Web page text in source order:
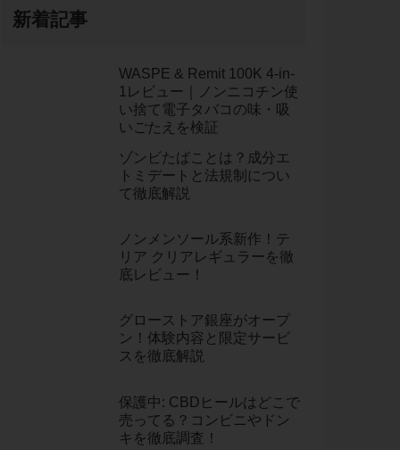
新着記事
WASPE & Remit 100K 4-in-
1レビュー｜ノンニコチン使
い捨て電子タバコの味・吸
いごたえを検証
ゾンビたばことは？成分エ
トミデートと法規制につい
て徹底解説
ノンメンソール系新作！テ
リア クリアレギュラーを徹
底レビュー！
グローストア銀座がオープ
ン！体験内容と限定サービ
スを徹底解説
保護中: CBDヒールはどこで
売ってる？コンビニやドン
キを徹底調査！